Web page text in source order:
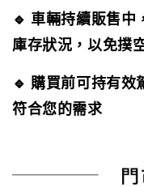
🔹 車輛持續販售
庫存狀況，以免撲
🔹 購買前可持有
符合您的需求